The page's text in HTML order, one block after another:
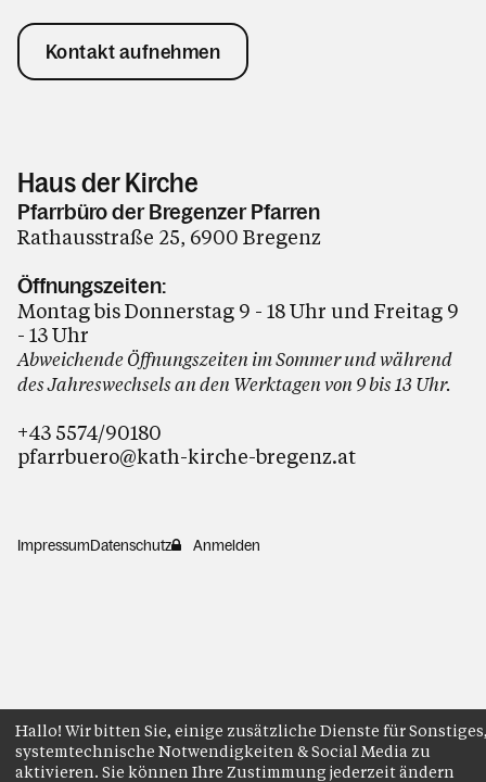
Kontakt aufnehmen
Haus der Kirche
Pfarrbüro der Bregenzer Pfarren
Rathausstraße 25, 6900 Bregenz
Öffnungszeiten:
Montag bis Donnerstag 9 - 18 Uhr und Freitag 9
- 13 Uhr
Abweichende Öffnungszeiten im Sommer und während
des Jahreswechsels an den Werktagen von 9 bis 13 Uhr.
+43 5574/90180
pfarrbuero@kath-kirche-bregenz.at
ImpressumDatenschutz Anmelden
Hallo! Wir bitten Sie, einige zusätzliche Dienste für
systemtechnische Notwendigkeiten & Social Media zu
aktivieren. Sie können Ihre Zustimmung jederzeit ändern